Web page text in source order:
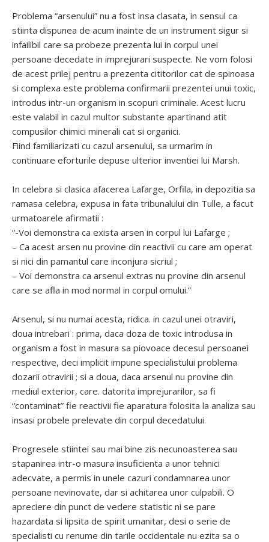
Problema “arsenului” nu a fost insa clasata, in sensul ca
stiinta dispunea de acum inainte de un instrument sigur si
infailibil care sa probeze prezenta lui in corpul unei
persoane decedate in imprejurari suspecte. Ne vom folosi
de acest prilej pentru a prezenta cititorilor cat de spinoasa
si complexa este problema confirmarii prezentei unui toxic,
introdus intr-un organism in scopuri criminale. Acest lucru
este valabil in cazul multor substante apartinand atit
compusilor chimici minerali cat si organici.
Fiind familiarizati cu cazul arsenului, sa urmarim in
continuare eforturile depuse ulterior inventiei lui Marsh.
In celebra si clasica afacerea Lafarge, Orfila, in depozitia sa
ramasa celebra, expusa in fata tribunalului din Tulle, a facut
urmatoarele afirmatii :
“-Voi demonstra ca exista arsen in corpul lui Lafarge ;
– Ca acest arsen nu provine din reactivii cu care am operat
si nici din pamantul care inconjura sicriul ;
– Voi demonstra ca arsenul extras nu provine din arsenul
care se afla in mod normal in corpul omului.”
Arsenul, si nu numai acesta, ridica. in cazul unei otraviri,
doua intrebari : prima, daca doza de toxic introdusa in
organism a fost in masura sa piovoace decesul persoanei
respective, deci implicit impune specialistului problema
dozarii otravirii ; si a doua, daca arsenul nu provine din
mediul exterior, care. datorita imprejurarilor, sa fi
“contaminat” fie reactivii fie aparatura folosita la analiza sau
insasi probele prelevate din corpul decedatului.
Progresele stiintei sau mai bine zis necunoasterea sau
stapanirea intr-o masura insuficienta a unor tehnici
adecvate, a permis in unele cazuri condamnarea unor
persoane nevinovate, dar si achitarea unor culpabili. O
apreciere din punct de vedere statistic ni se pare
hazardata si lipsita de spirit umanitar, desi o serie de
specialisti cu renume din tarile occidentale nu ezita sa o